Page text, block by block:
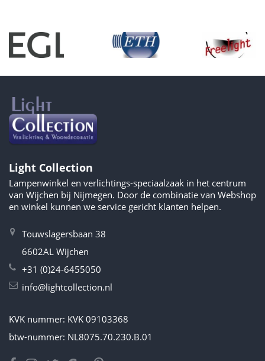
Light Collection
Lampenwinkel en verlichtings-speciaalzaak in het centrum
van Wijchen bij Nijmegen. Door de combinatie van Webshop
en winkel kunnen we service gericht klanten helpen.
Touwslagersbaan 38
6602AL Wijchen
+31 (0)24-6455050
info@lightcollection.nl
KVK nummer: KVK 09103368
btw-nummer: NL8075.70.230.B.01